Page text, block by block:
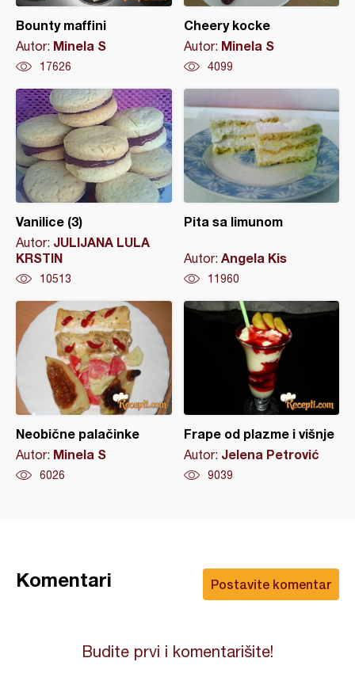
Bounty maffini
Autor: Minela S
17626
Cheery kocke
Autor: Minela S
4099
Vanilice (3)
Autor: JULIJANA LULA
KRSTIN
10513
Pita sa limunom
Autor: Angela Kis
11960
Neobične palačinke
Autor: Minela S
6026
Frape od plazme i višnje
Autor: Jelena Petrović
9039
Postavite komentar
Komentari
Budite prvi i komentarišite!